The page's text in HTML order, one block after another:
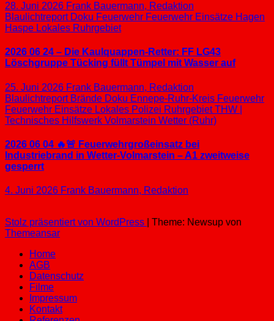
28. Juni 2026 Frank Bauermann, Redaktion
Blaulichtreport Doku Feuerwehr Feuerwehr Einsätze Hagen
Haspe Lokales Ruhrgebiet
2026 06 24 – Die Kaulquappen-Retter: FF LG43
Löschgruppe Tücking füllt Tümpel mit Wasser auf
25. Juni 2026 Frank Bauermann, Redaktion
Blaulichtreport Brände Doku Ennepe-Ruhr-Kreis Feuerwehr
Feuerwehr Einsätze Lokales Polizei RuhrgebietTHW |
Technisches Hilfswerk Volmarstein Wetter (Ruhr)
2026 06 04 🔥🚨 Feuerwehrgroßeinsatz bei
Industriebrand in Wetter-Volmarstein – A1 zweitweise
gesperrt
4. Juni 2026 Frank Bauermann, Redaktion
Stolz präsentiert von WordPress
Theme: Newsup von
Themeansar
Home
AGB
Datenschutz
Filme
Impressum
Kontakt